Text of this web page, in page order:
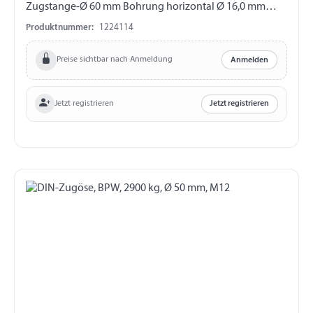
Zugstange-Ø 60 mm Bohrung horizontal Ø 16,0 mm
Abstand Bohrungen 54 mm verwendbar für Typ 351 VB,
Profi 3500, 2,8 VB/1
Produktnummer: 1224114
Preise sichtbar nach Anmeldung Anmelden
Jetzt registrieren Jetzt registrieren